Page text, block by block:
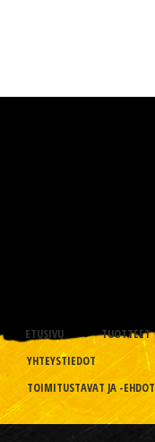
ETUSIVU TUOTTEET
YHTEYSTIEDOT
TOIMITUSTAVAT JA -EHDOT